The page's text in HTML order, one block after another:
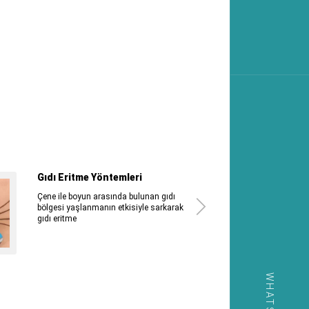
Gıdı Eritme Yöntemleri
Çene ile boyun arasında bulunan gıdı
bölgesi yaşlanmanın etkisiyle sarkarak
gıdı eritme